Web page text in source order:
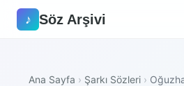
♪ Söz Arşivi
Ana Sayfa › Şarkı Sözleri ›